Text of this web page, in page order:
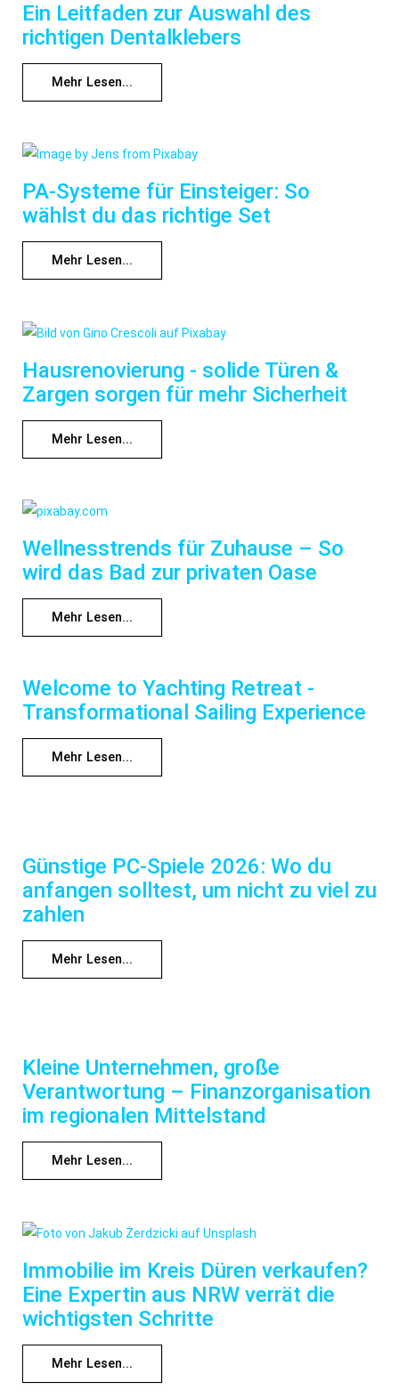
Ein Leitfaden zur Auswahl des
richtigen Dentalklebers
Mehr Lesen...
PA-Systeme für Einsteiger: So
wählst du das richtige Set
Mehr Lesen...
Hausrenovierung - solide Türen &
Zargen sorgen für mehr Sicherheit
Mehr Lesen...
Wellnesstrends für Zuhause – So
wird das Bad zur privaten Oase
Mehr Lesen...
Welcome to Yachting Retreat -
Transformational Sailing Experience
Mehr Lesen...
Günstige PC-Spiele 2026: Wo du
anfangen solltest, um nicht zu viel zu
zahlen
Mehr Lesen...
Kleine Unternehmen, große
Verantwortung – Finanzorganisation
im regionalen Mittelstand
Mehr Lesen...
Immobilie im Kreis Düren verkaufen?
Eine Expertin aus NRW verrät die
wichtigsten Schritte
Mehr Lesen...